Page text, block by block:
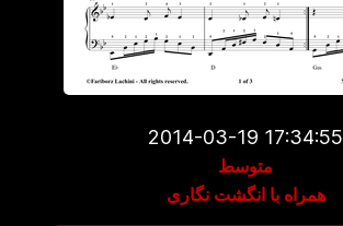
2014-03-19 17:34:55
متوسط
همراه با انگشت نگاری